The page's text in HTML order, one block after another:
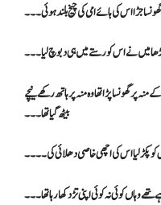
جڑا اس کی ہائے امی کی چیخ بلند ہوئی۔۔۔
میں نے اس کو رستے میں ہی دبوچ لیا۔۔۔
گھونسا پڑا تھا وہ منہ پر ہاتھ رکھے نیچے
بیٹھ گیا تھا۔۔۔
پکڑ لیا اس کی اچھی خاصی دھلائی کی۔۔۔۔
وہاں کوئی نہ کوئی اپنی تڑ دکھا رہا تھا۔۔۔